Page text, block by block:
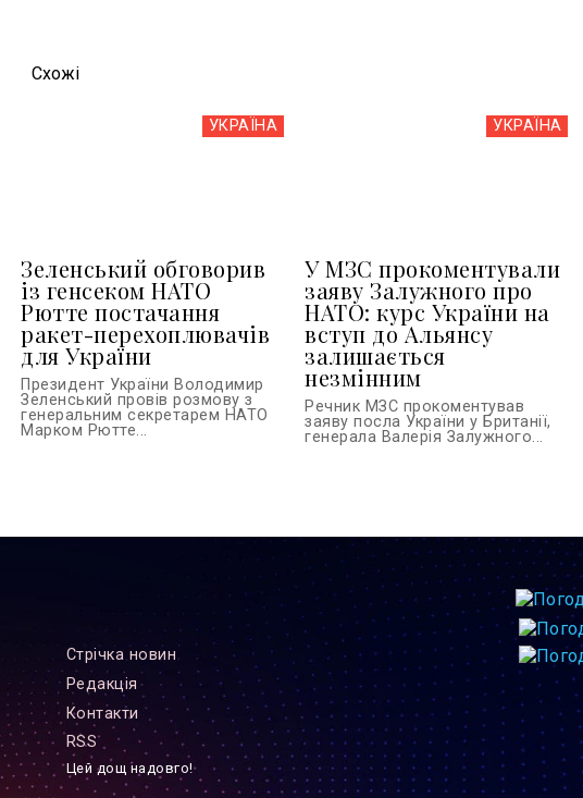
Схожi
УКРАЇНА
Зеленський обговорив
із генсеком НАТО
Рютте постачання
ракет-перехоплювачів
для України
Президент України Володимир
Зеленський провів розмову з
генеральним секретарем НАТО
Марком Рютте...
УКРАЇНА
У МЗС прокоментували
заяву Залужного про
НАТО: курс України на
вступ до Альянсу
залишається
незмінним
Речник МЗС прокоментував
заяву посла України у Британії,
генерала Валерія Залужного...
Стрiчка новин
Редакцiя
Контакти
RSS
Цей дощ надовго!